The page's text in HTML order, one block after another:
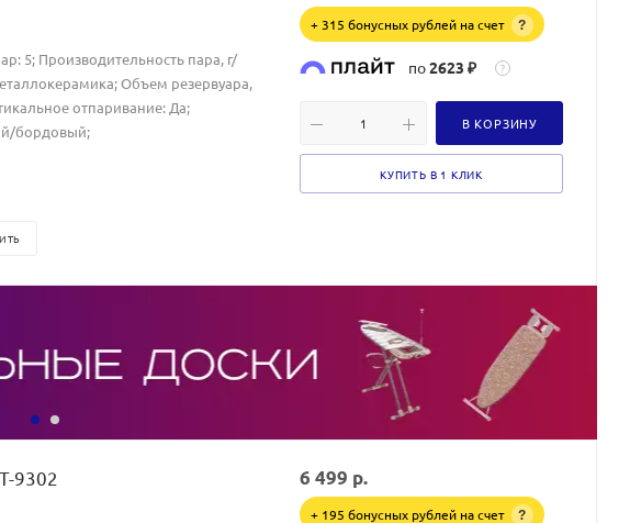
5; Производительность пара, г/
Объем резервуара,
отпаривание: Да;
бордовый;
+ 315 бонусных рублей на счет ?
по2623 ₽ ?
В КОРЗИНУ
КУПИТЬ В 1 КЛИК
9302 6 499 р.
+ 195 бонусных рублей на счет ?